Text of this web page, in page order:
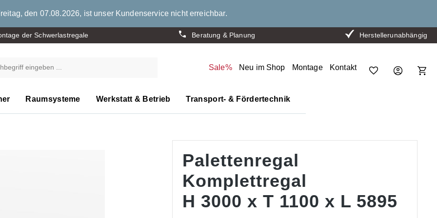
den 07.08.2026, ist unser Kundenservice nicht erreichbar.
der Schwerlastregale Beratung & Planung Herstellerunabhängig
Sale% Neu im Shop Montage Kontakt
Raumsysteme Werkstatt & Betrieb Transport- & Fördertechnik
Palettenregal
Komplettregal
H 3000 x T 1100 x L 5895